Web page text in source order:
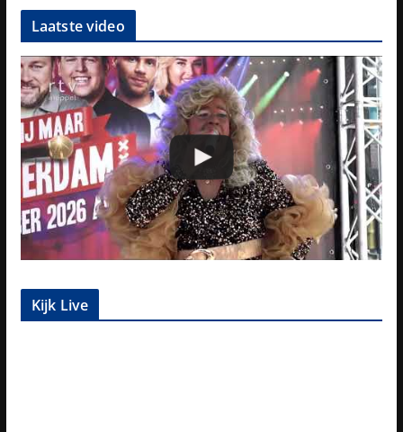
Laatste video
Kijk Live